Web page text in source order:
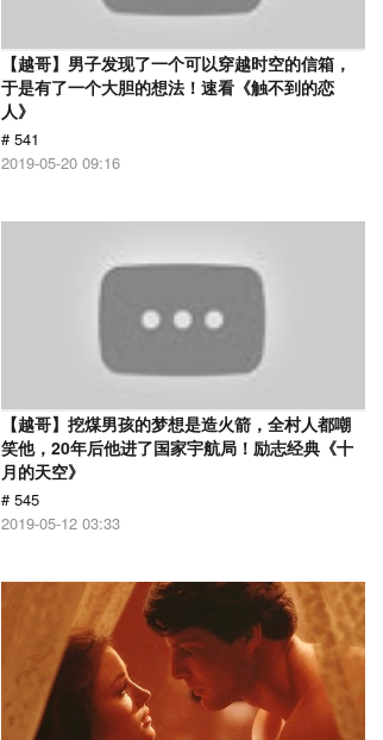
【越哥】男子发现了一个可以穿越时空的信箱，
于是有了一个大胆的想法！速看《触不到的恋
人》
# 541
2019-05-20 09:16
【越哥】挖煤男孩的梦想是造火箭，全村人都嘲
笑他，20年后他进了国家宇航局！励志经典《十
月的天空》
# 545
2019-05-12 03:33